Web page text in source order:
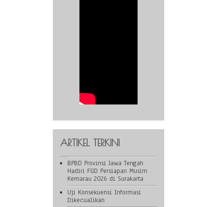
ARTIKEL TERKINI
BPBD Provinsi Jawa Tengah
Hadiri FGD Persiapan Musim
Kemarau 2026 di Surakarta
Uji Konsekuensi Informasi
Dikecualikan